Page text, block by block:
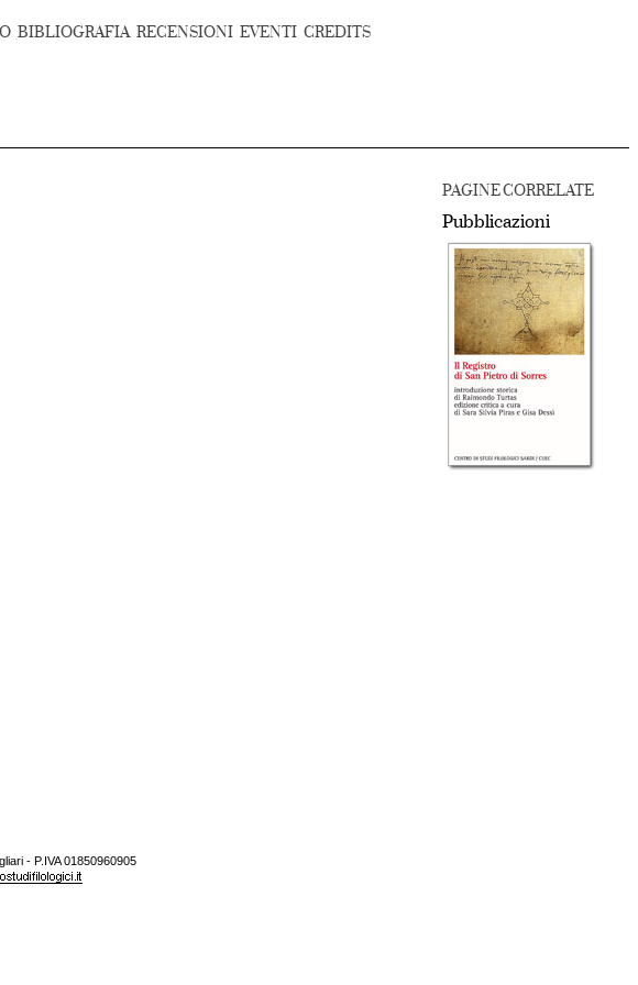
BIBLIOGRAFIA RECENSIONI EVENTI CREDITS
PAGINE CORRELATE
Pubblicazioni
- P.IVA 01850960905